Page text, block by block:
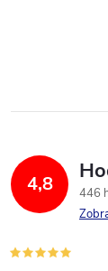
4,8
446